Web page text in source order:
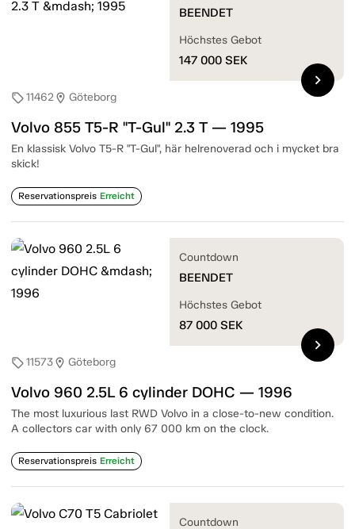
sell11462location_on Göteborg
Volvo 855 T5-R "T-Gul" 2.3 T — 1995
En klassisk Volvo T5-R "T-Gul", här helrenoverad och i mycket bra
skick!
Reservationspreis Erreicht
BEENDET
Höchstes Gebot
147 000 SEK
chevron_right
sell11573location_on Göteborg
Volvo 960 2.5L 6 cylinder DOHC — 1996
The most luxurious last RWD Volvo in a close-to-new condition.
A collectors car with only 67 000 km on the clock.
Reservationspreis Erreicht
Countdown
BEENDET
Höchstes Gebot
87 000 SEK
chevron_right
Countdown